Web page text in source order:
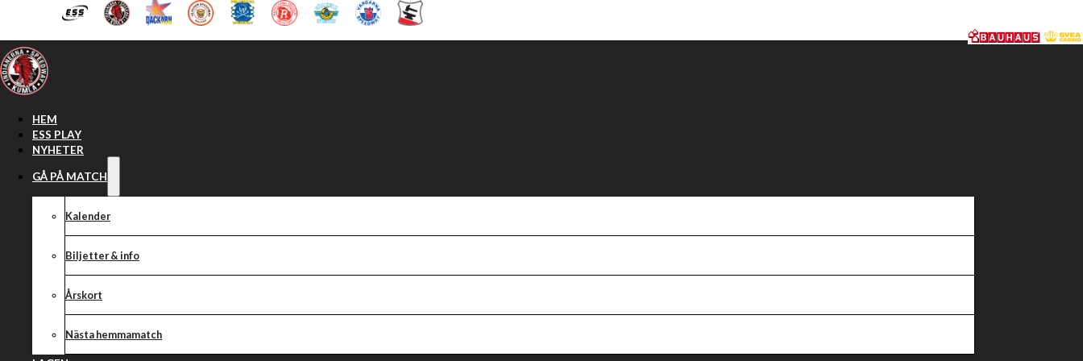
Hoppa till huvudinnehåll Hoppa till sidfot
HEM
ESS PLAY
NYHETER
GÅ PÅ MATCH
Kalender
Biljetter & info
Årskort
Nästa hemmamatch